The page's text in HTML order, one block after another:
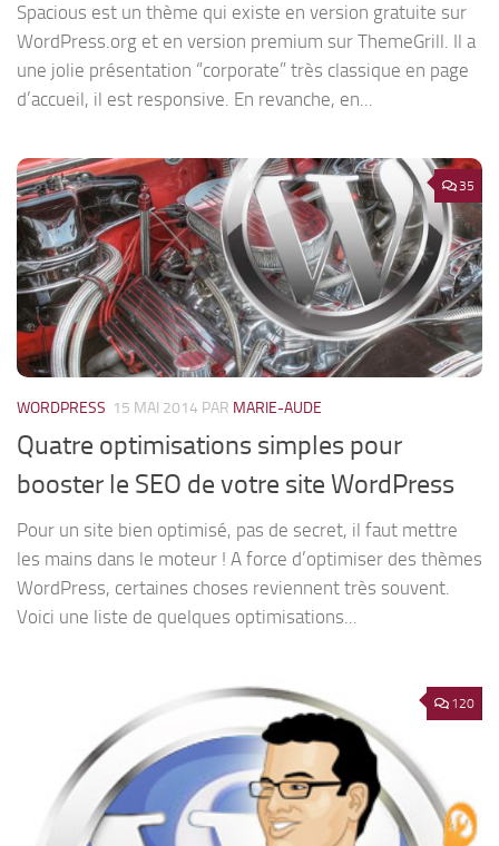
Spacious est un thème qui existe en version gratuite sur
WordPress.org et en version premium sur ThemeGrill. Il a
une jolie présentation “corporate” très classique en page
d’accueil, il est responsive. En revanche, en...
35
WORDPRESS 15 MAI 2014 PAR MARIE-AUDE
Quatre optimisations simples pour
booster le SEO de votre site WordPress
Pour un site bien optimisé, pas de secret, il faut mettre
les mains dans le moteur ! A force d’optimiser des thèmes
WordPress, certaines choses reviennent très souvent.
Voici une liste de quelques optimisations...
120